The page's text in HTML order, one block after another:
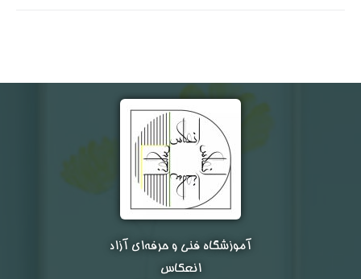
آموزشگاه فنی و حرفه‌ای آزاد
انعکاس